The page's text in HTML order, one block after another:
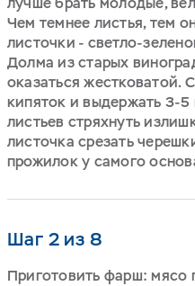
Чем темнее листья, тем
листочки - светло-
Долма из старых
оказаться жестковатой.
кипяток и выдержать 3-5
листьев стряхнуть
листочка срезать
прожилок у самого
Шаг 2 из 8
Приготовить фарш: мясо